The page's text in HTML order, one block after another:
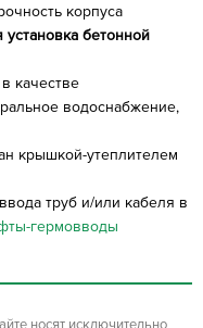
корпуса
бетонной
качестве
водоснабжение,
крышкой-утеплителем
труб и/или кабеля в
гермовводы